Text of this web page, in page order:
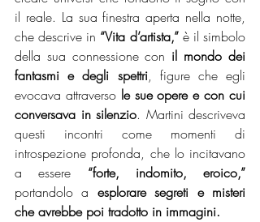
il reale. La sua finestra aperta nella notte,
che descrive in “Vita d’artista,” è il simbolo
della sua connessione con il mondo dei
fantasmi e degli spettri, figure che egli
evocava attraverso le sue opere e con cui
conversava in silenzio. Martini descriveva
questi incontri come momenti di
introspezione profonda, che lo incitavano
a essere “forte, indomito, eroico,”
portandolo a esplorare segreti e misteri
che avrebbe poi tradotto in immagini.